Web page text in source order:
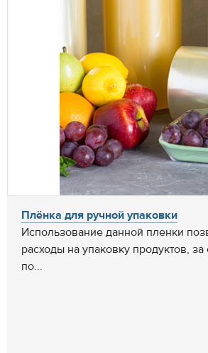
Плёнка для ручной упаковки
Использование данной пленки
расходы на упаковку продуктов, за
по...